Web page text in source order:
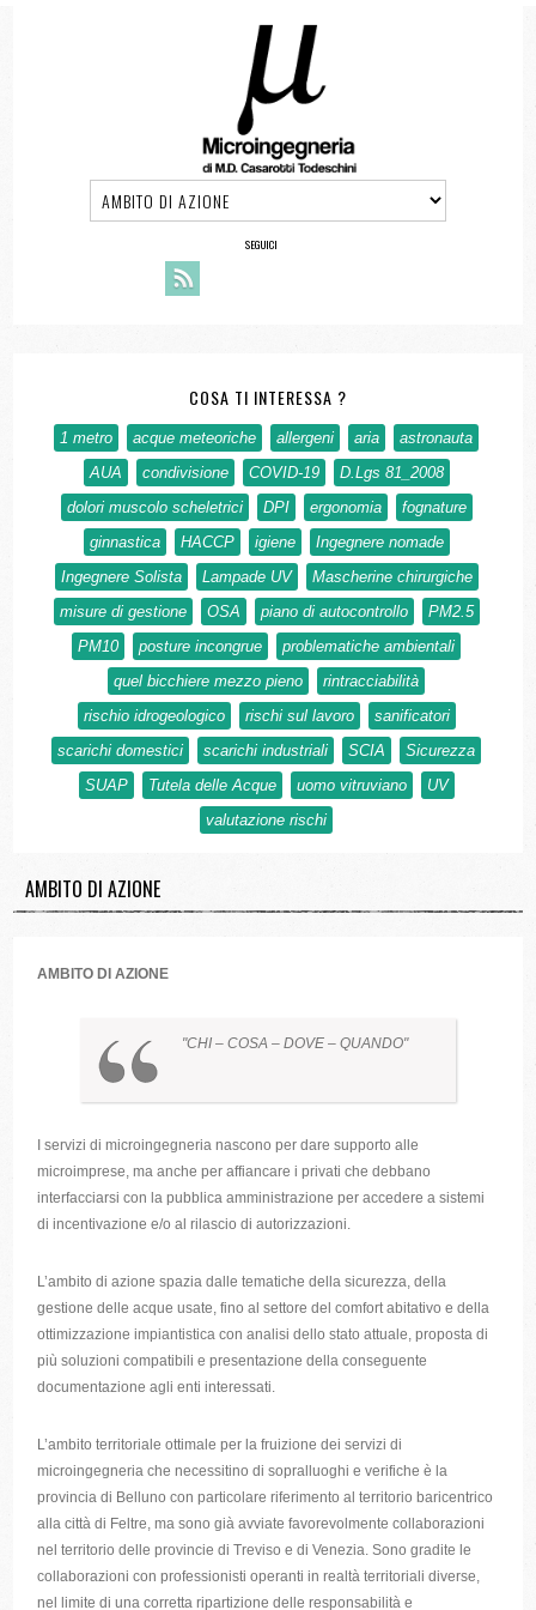
SEGUICI
COSA TI INTERESSA ?
1 metro acque meteoriche allergeni aria
astronauta
AUA
condivisione COVID-19
D.Lgs 81_2008
dolori muscolo scheletrici
DPI ergonomia
fognature
ginnastica
HACCP igiene
Ingegnere nomade
Ingegnere Solista
Lampade UV
Mascherine chirurgiche
misure di gestione
OSA piano di autocontrollo
PM2.5
PM10
posture incongrue
problematiche ambientali
quel bicchiere mezzo pieno
rintracciabilità
rischio idrogeologico
rischi sul lavoro
sanificatori
scarichi domestici
scarichi industriali SCIA
Sicurezza
SUAP
Tutela delle Acque uomo vitruviano
UV
valutazione rischi
AMBITO DI AZIONE
AMBITO DI AZIONE
CHI – COSA – DOVE – QUANDO
I servizi di microingegneria nascono per dare supporto alle
microimprese, ma anche per affiancare i privati che debbano
interfacciarsi con la pubblica amministrazione per accedere a sistemi
di incentivazione e/o al rilascio di autorizzazioni.
L’ambito di azione spazia dalle tematiche della sicurezza, della
gestione delle acque usate, fino al settore del comfort abitativo e della
ottimizzazione impiantistica con analisi dello stato attuale, proposta di
più soluzioni compatibili e presentazione della conseguente
documentazione agli enti interessati.
L’ambito territoriale ottimale per la fruizione dei servizi di
microingegneria che necessitino di sopralluoghi e verifiche è la
provincia di Belluno con particolare riferimento al territorio baricentrico
alla città di Feltre, ma sono già avviate favorevolmente collaborazioni
nel territorio delle provincie di Treviso e di Venezia. Sono gradite le
collaborazioni con professionisti operanti in realtà territoriali diverse,
nel limite di una corretta ripartizione delle responsabilità e